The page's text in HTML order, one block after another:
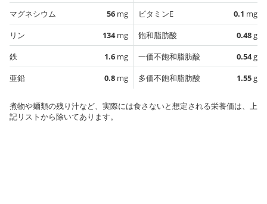
マグネシウム
56 mg
リン
134mg
鉄
1.6 mg
亜鉛
0.8 mg
ビタミンE
0.1 mg
飽和脂肪酸
0.48g
一価不飽和脂肪酸
0.54g
多価不飽和脂肪酸
1.55g
煮物や麺類の残り汁など、実際には食さないと想定される栄養価は、上
記リストから除いてあります。